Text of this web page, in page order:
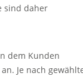
sind daher
dem Kunden
Je nach